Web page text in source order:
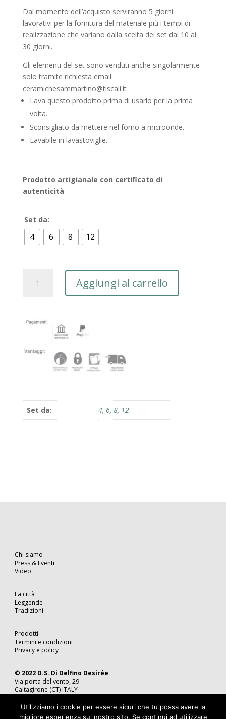
Dal momento dell’acquisto serviranno 5 giorni
lavorativi per la fornitura del materiale più i tempi di
realizzazione che variano dalla scelta dei set dai 10 ai
30 giorni.
Gli elementi del set sono venduti anche singolarmente
solo tramite richiesta email:
ceramichesammartino@tiscali.it
Lava questo prodotto prima di usarlo per la prima
volta.
Sconsigliato da mettere nel forno a microonde.
Lavabile in lavastoviglie.
Prodotto artigianale con certificato di
autenticità
Set da:
4 6 8 12
quantità
Aggiungi al carrello
Set da: 4, 6, 8, 12
Chi siamo
Press & Eventi
Video
La città
Leggende
Tradizioni
Prodotti
Termini e condizioni
Privacy e policy
© 2022 D.S. Di Delfino Desirée
Via porta del vento, 29
Caltagirone (CT) ITALY
P.IVA 05815350870
Utilizziamo i cookie per essere sicuri che tu possa avere la
migliore esperienza sul nostro sito. Se continui ad utilizzare